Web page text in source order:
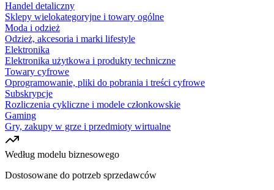
Handel detaliczny
Sklepy wielokategoryjne i towary ogólne
Moda i odzież
Odzież, akcesoria i marki lifestyle
Elektronika
Elektronika użytkowa i produkty techniczne
Towary cyfrowe
Oprogramowanie, pliki do pobrania i treści cyfrowe
Subskrypcje
Rozliczenia cykliczne i modele członkowskie
Gaming
Gry, zakupy w grze i przedmioty wirtualne
Według modelu biznesowego
Dostosowane do potrzeb sprzedawców